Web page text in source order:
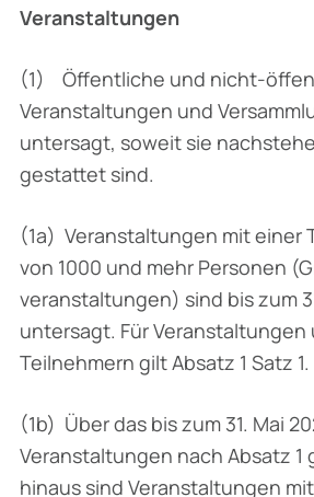
Veranstaltungen
(1) Öffentliche und nicht-
Veranstaltungen und
unter­sagt, soweit sie
gestattet sind.
(1a) Veranstaltungen mit einer
von 1000 und mehr Personen
veranstaltungen) sind bis zum
untersagt. Für Veranstaltungen
Teilnehmern gilt Absatz 1 Satz 1.
(1b) Über das bis zum 31. Mai
Veranstaltungen nach Absatz
hinaus sind Veranstaltungen